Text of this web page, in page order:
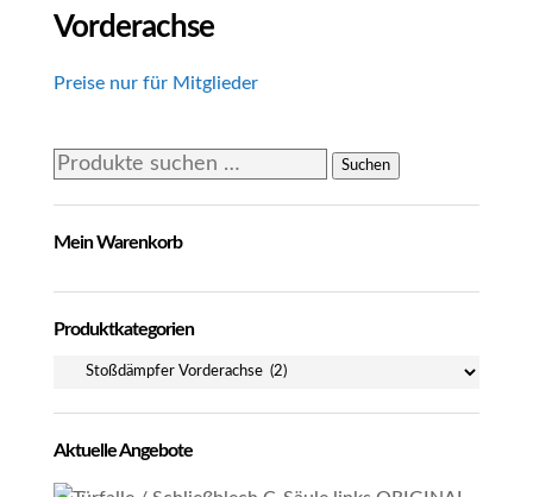
Vorderachse
Preise nur für Mitglieder
Suchen
Suchen
Mein Warenkorb
Produktkategorien
Aktuelle Angebote